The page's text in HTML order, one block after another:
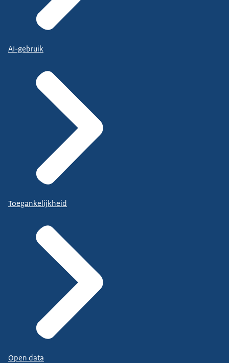
AI-gebruik
Toegankelijkheid
Open data